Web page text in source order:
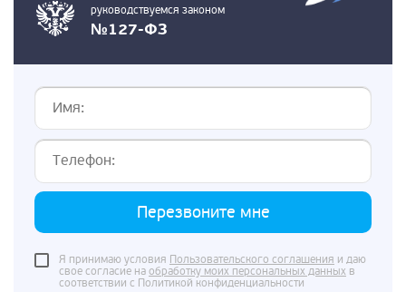
руководствуемся законом
№127-ФЗ
Перезвоните мне
Я принимаю условия Пользовательского соглашения и даю
свое согласие на обработку моих персональных данных в
соответствии с Политикой конфиденциальности